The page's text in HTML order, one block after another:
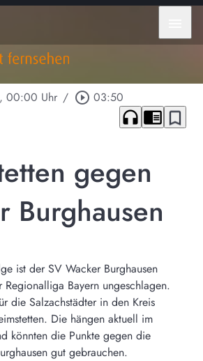
, 00:00 Uhr / play_circle_outline 03:50
headphones chrome_reader_mode bookmark_border
gegen
Burghausen
ist der SV Wacker Burghausen
Bayern ungeschlagen.
die Salzachstädter in den Kreis
Die hängen aktuell im
könnten die Punkte gegen die
gut gebrauchen.